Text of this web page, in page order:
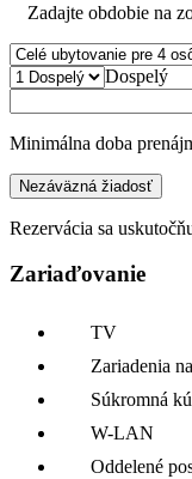
Zadajte obdobie na
Dospelý
Minimálna doba
Nezáväzná žiadosť
Rezervácia sa
Zariaďovanie
TV
Zariadenia
Súkromná
W-LAN
Oddelené